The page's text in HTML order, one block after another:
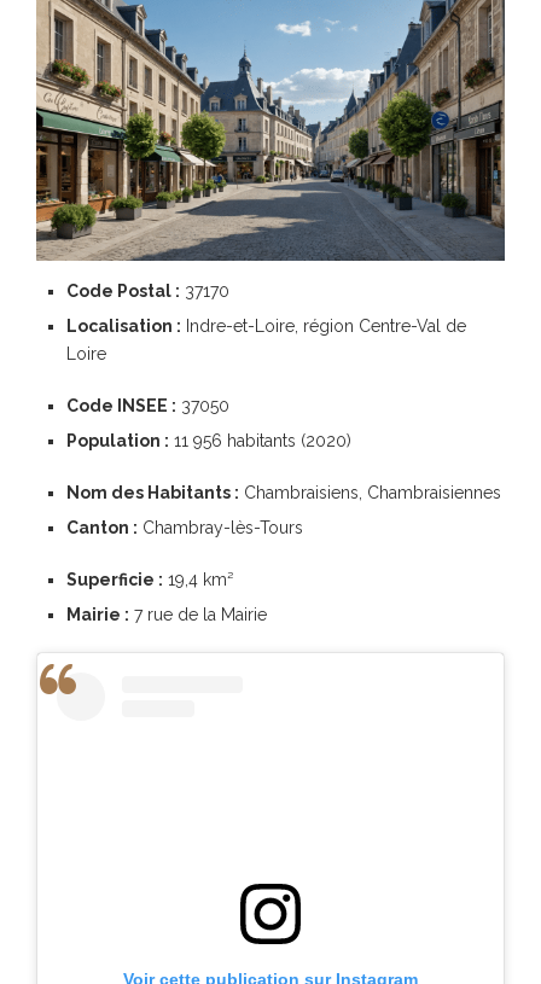
Code Postal : 37170
Localisation : Indre-et-Loire, région Centre-Val de
Loire
Code INSEE : 37050
Population : 11 956 habitants (2020)
Nom des Habitants : Chambraisiens, Chambraisiennes
Canton : Chambray-lès-Tours
Superficie : 19,4 km²
Mairie : 7 rue de la Mairie
Voir cette publication sur Instagram